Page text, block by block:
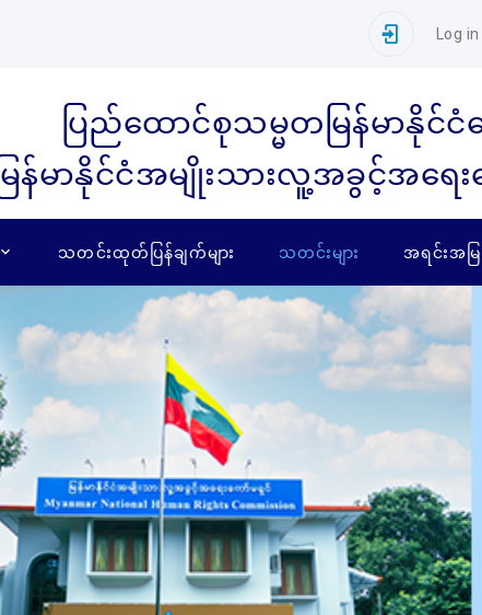
Log in
ပြည်ထောင်စုသမ္မတမြန်မာနိုင်ငံ
မြန်မာနိုင်ငံအမျိုးသားလူ့အခွင့်အရေ
သတင်းထုတ်ပြန်ချက်များ သတင်းများ အရင်းအမြ